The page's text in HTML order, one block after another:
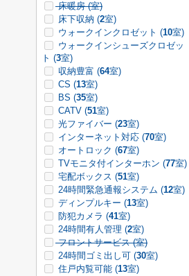
床暖房 (室)
床下収納 (2室)
ウォークインクロゼット (10室)
ウォークインシューズクロゼッ
ト (3室)
収納豊富 (64室)
CS (13室)
BS (35室)
CATV (51室)
光ファイバー (23室)
インターネット対応 (70室)
オートロック (67室)
TVモニタ付インターホン (77室)
宅配ボックス (51室)
24時間緊急通報システム (12室)
ディンプルキー (13室)
防犯カメラ (41室)
24時間有人管理 (2室)
フロントサービス (室)
24時間ゴミ出し可 (30室)
住戸内覧可能 (13室)